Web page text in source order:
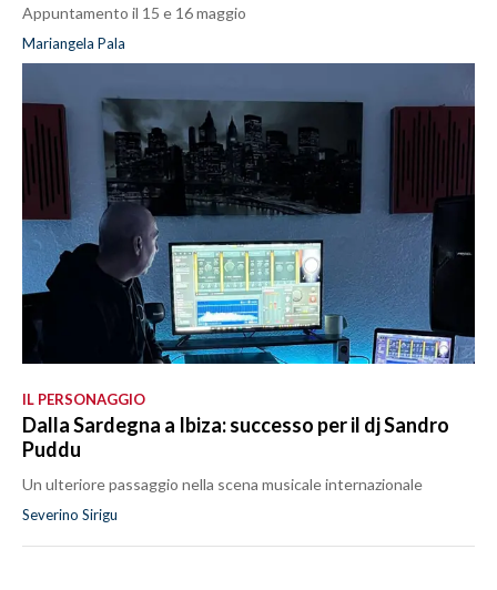
Appuntamento il 15 e 16 maggio
Mariangela Pala
IL PERSONAGGIO
Dalla Sardegna a Ibiza: successo per il dj Sandro
Puddu
Un ulteriore passaggio nella scena musicale internazionale
Severino Sirigu